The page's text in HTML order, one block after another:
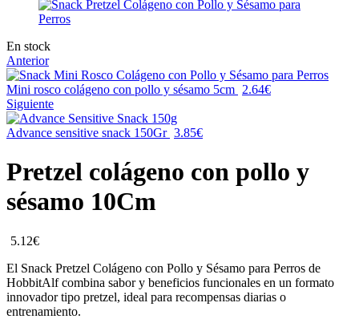
Availability:
En stock
Anterior
Mini rosco colágeno con pollo y sésamo 5cm 2.64€
Siguiente
Advance sensitive snack 150Gr 3.85€
Pretzel colágeno con pollo y
sésamo 10Cm
5.12€
El Snack Pretzel Colágeno con Pollo y Sésamo para Perros de
HobbitAlf combina sabor y beneficios funcionales en un formato
innovador tipo pretzel, ideal para recompensas diarias o
entrenamiento.